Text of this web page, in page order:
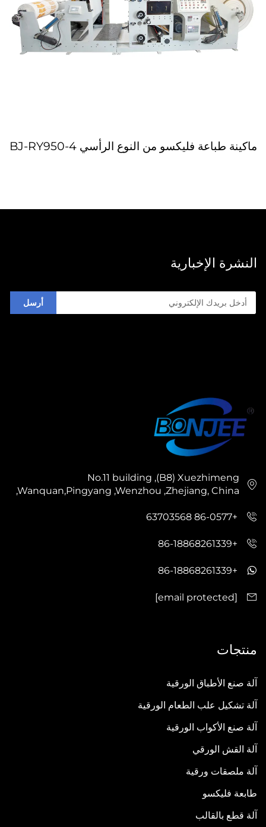
ماكينة طباعة فليكسو من النوع الرأسي BJ-RY950-4
النشرة الإخبارية
أرسل
No.11 building ,(B8) Xuezhimeng
,Wanquan,Pingyang ,Wenzhou ,Zhejiang, China
+86-0577 63703568
+86-18868261339
+86-18868261339
[email protected]
منتجات
آلة صنع الأطباق الورقية
آلة تشكيل علب الطعام الورقية
آلة صنع الأكواب الورقية
آلة القش الورقي
آلة ملصقات ورقية
طابعة فليكسو
آلة قطع بالقالب